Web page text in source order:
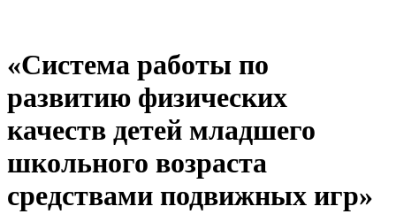
«Система работы по
развитию физических
качеств детей младшего
школьного возраста
средствами подвижных игр»